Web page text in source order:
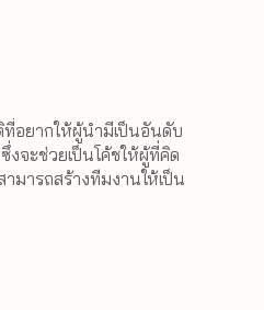
อยากให้ผู้นำมีเป็นอันดับ
จะช่วยเป็นโค้ชให้ผู้ที่คิด
มารถสร้างทีมงานให้เป็น